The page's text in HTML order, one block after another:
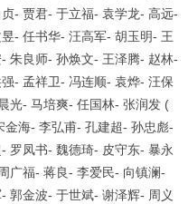
- 贾君- 于立福- 袁学龙- 高远-
- 任书华- 汪高军- 胡玉明- 王
- 朱良师- 孙焕文- 王泽腾- 赵林-
- 孟祥卫- 冯连顺- 袁烨- 汪保
光- 马培爽- 任国林- 张润发 (
金海- 李弘甫- 孔建超- 孙忠彪-
- 罗凤书- 魏德琦- 皮守东- 暴永
广福- 蒋良- 李爱民- 向镇澜-
- 郭金波- 于世斌- 谢泽辉- 周义